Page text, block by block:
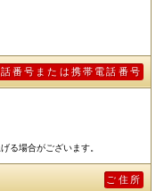
番号または携帯電話番号
る場合がございます。
ご住所